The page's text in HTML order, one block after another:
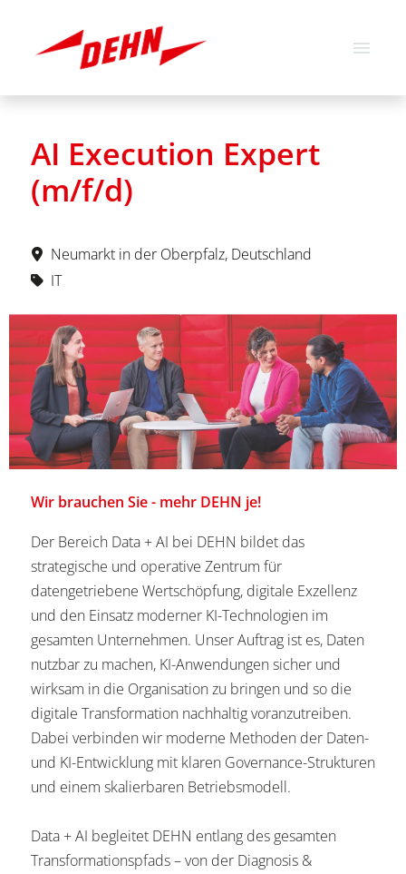
Stellenangebote
Über uns
AI Execution Expert
(m/f/d)
Neumarkt in der Oberpfalz, Deutschland
IT
Wir brauchen Sie - mehr DEHN je!
Der Bereich Data + AI bei DEHN bildet das
strategische und operative Zentrum für
datengetriebene Wertschöpfung, digitale Exzellenz
und den Einsatz moderner KI-Technologien im
gesamten Unternehmen. Unser Auftrag ist es, Daten
nutzbar zu machen, KI-Anwendungen sicher und
wirksam in die Organisation zu bringen und so die
digitale Transformation nachhaltig voranzutreiben.
Dabei verbinden wir moderne Methoden der Daten-
und KI-Entwicklung mit klaren Governance-Strukturen
und einem skalierbaren Betriebsmodell.
Data + AI begleitet DEHN entlang des gesamten
Transformationspfads – von der Diagnosis &